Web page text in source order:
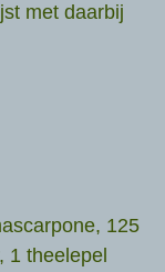
met daarbij
125
1 theelepel